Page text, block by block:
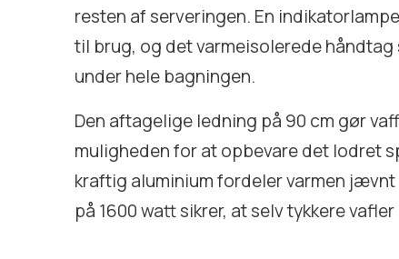
resten af serveringen. En
til brug, og det varmeisolerede
under hele bagningen.
Den aftagelige ledning på 90 cm gør
muligheden for at opbevare det lodret
kraftig aluminium fordeler varmen
på 1600 watt sikrer, at selv tykkere